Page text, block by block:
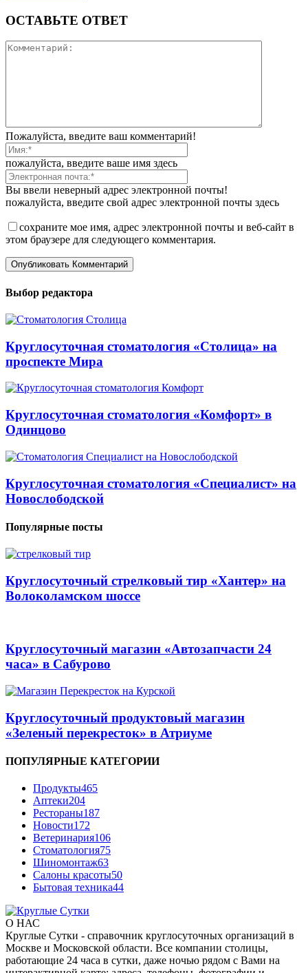
ОСТАВЬТЕ ОТВЕТ
Пожалуйста, введите ваш комментарий!
пожалуйста, введите ваше имя здесь
Вы ввели неверный адрес электронной почты!
пожалуйста, введите свой адрес электронной почты здесь
сохраните мое имя, адрес электронной почты и веб-сайт в
этом браузере для следующего комментария.
Выбор редактора
Круглосуточная стоматология «Столица» на
проспекте Мира
Круглосуточная стоматология «Комфорт» в
Одинцово
Круглосуточная стоматология «Специалист» на
Новослободской
Популярные посты
Круглосуточный стрелковый тир «Хантер» на
Волоколамском шоссе
Круглосуточный магазин «Автозапчасти 24
часа» в Сабурово
Круглосуточный продуктовый магазин
«Зеленый перекресток» в Атриуме
ПОПУЛЯРНЫЕ КАТЕГОРИИ
Продукты465
Аптеки204
Рестораны187
Новости172
Ветеринария106
Стоматология75
Шиномонтаж63
Салоны красоты50
Бытовая техника44
О НАС
Круглые Сутки - справочник круглосуточных организаций в
Москве и Московской области. Все компании столицы,
работающие 24 часа в сутки, даже ночью рядом с Вами на